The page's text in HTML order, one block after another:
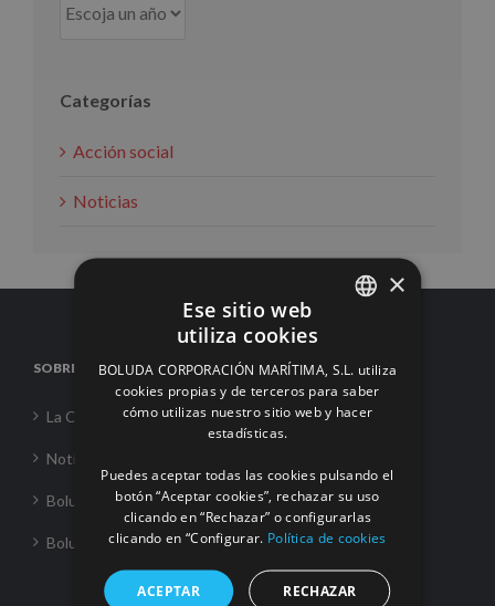
Categorías
Acción social
Noticias
SOBRE NOSOTROS
La Corporación
Noticias
Boluda Towage
Boluda Shipping
ENGLISH
FRENCH
×
Ese sitio web
utiliza cookies
BOLUDA CORPORACIÓN MARÍTIMA, S.L. utiliza
cookies propias y de terceros para saber
cómo utilizas nuestro sitio web y hacer
estadísticas.
Puedes aceptar todas las cookies pulsando el
botón “Aceptar cookies”, rechazar su uso
clicando en “Rechazar” o configurarlas
clicando en “Configurar. Política de cookies
ACEPTAR RECHAZAR